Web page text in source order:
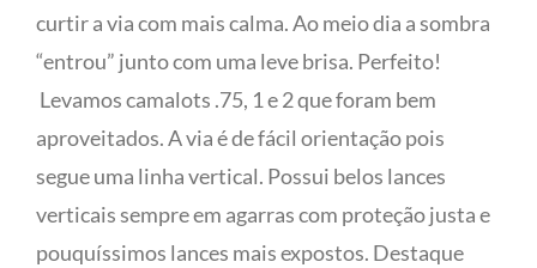
curtir a via com mais calma. Ao meio dia a sombra
“entrou” junto com uma leve brisa. Perfeito!
Levamos camalots .75, 1 e 2 que foram bem
aproveitados. A via é de fácil orientação pois
segue uma linha vertical. Possui belos lances
verticais sempre em agarras com proteção justa e
pouquíssimos lances mais expostos. Destaque